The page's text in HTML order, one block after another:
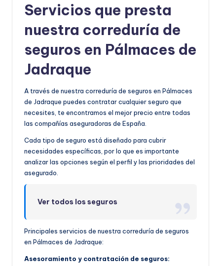
Servicios que presta
nuestra correduría de
seguros en Pálmaces de
Jadraque
A través de nuestra correduría de seguros en Pálmaces
de Jadraque puedes contratar cualquier seguro que
necesites, te encontramos el mejor precio entre todas
las compañías aseguradoras de España.
Cada tipo de seguro está diseñado para cubrir
necesidades específicas, por lo que es importante
analizar las opciones según el perfil y las prioridades del
asegurado.
Ver todos los seguros
Principales servicios de nuestra correduría de seguros
en Pálmaces de Jadraque:
Asesoramiento y contratación de seguros: